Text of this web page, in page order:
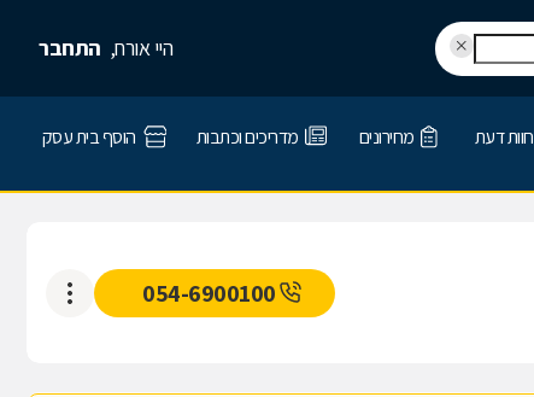
היי אורח, התחבר
חוות דעת מחירונים מדריכים וכתבות הוסף בית עסק
054-6900100